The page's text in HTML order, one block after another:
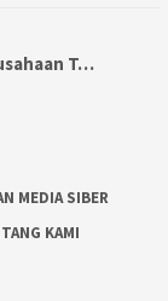
T…
MEDIA SIBER
KAMI